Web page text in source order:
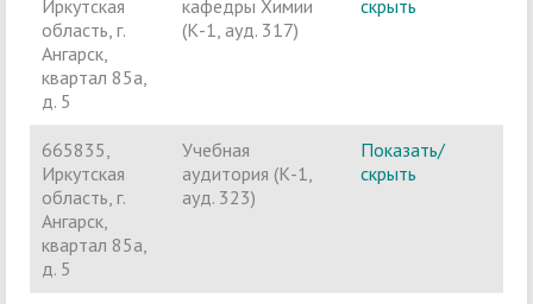
Иркутская
область, г.
Ангарск,
квартал 85а,
д. 5
кафедры Химии
(К-1, ауд. 317)
скрыть
665835,
Иркутская
область, г.
Ангарск,
квартал 85а,
д. 5
Учебная
аудитория (К-1,
ауд. 323)
Показать/
скрыть